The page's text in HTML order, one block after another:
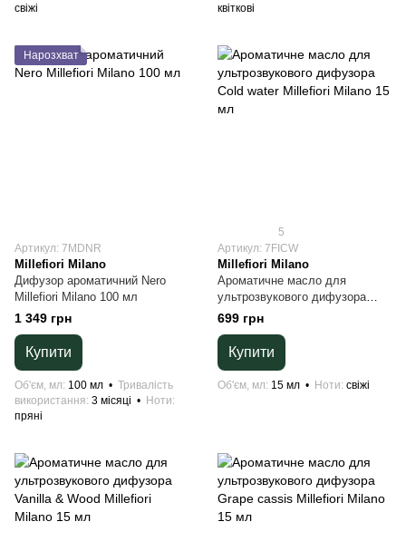
свіжі
квіткові
Нарозхват
Артикул: 7MDNR
Millefiori Milano
Дифузор ароматичний Nero
Millefiori Milano 100 мл
1 349 грн
Купити
Об'єм, мл 100 мл
Тривалість
використання 3 місяці
Ноти
пряні
5
Артикул: 7FICW
Millefiori Milano
Ароматичне масло для
ультрозвукового дифузора
Cold water Millefiori Milano 15
699 грн
Купити
Об'єм, мл 15 мл Ноти свіжі